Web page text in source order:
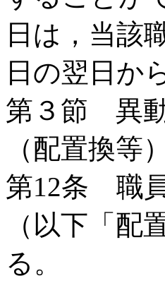
日は，当該
日の翌日か
第３節 異
（配置換等）
第12条 職
（以下「
る。